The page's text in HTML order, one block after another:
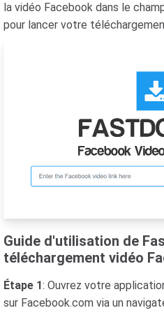
la vidéo Facebook dans le
pour lancer votre
Guide d'utilisation de
téléchargement vidéo
Étape 1: Ouvrez votre
sur Facebook.com via un